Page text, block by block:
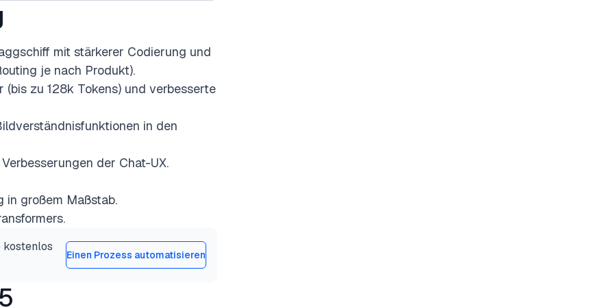
mit stärkerer Codierung und
je nach Produkt).
zu 128k Tokens) und verbesserte
in den
der Chat-UX.
großem Maßstab.
kostenlos
Einen Prozess automatisieren